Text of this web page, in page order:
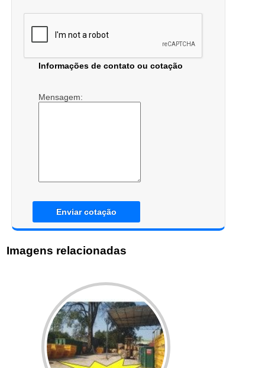
Informações de contato ou cotação
Mensagem:
Enviar cotação
Imagens relacionadas